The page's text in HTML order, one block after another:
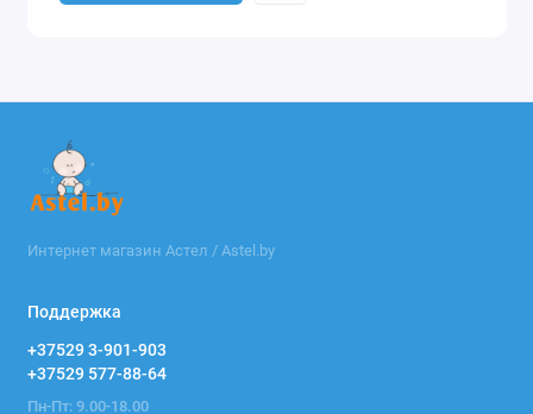
Интернет магазин Астел / Astel.by
Поддержка
+37529 3-901-903
+37529 577-88-64
Пн-Пт: 9.00-18.00